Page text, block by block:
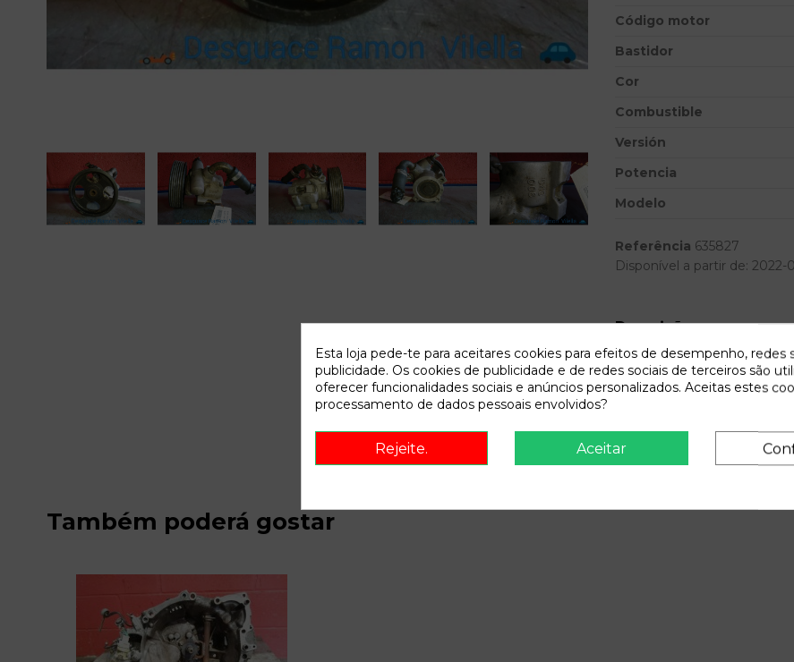
Código motor
Bastidor
Cor
Combustible
Versión
Potencia
Modelo
Referência 635827
Disponível a partir de: 2022-
Descrição
Recambio de bomba
07.96 - 12.98 referencia
Também poderá gostar
Esta loja pede-te para aceitares cookies para efeitos de desempenho, redes
publicidade. Os cookies de publicidade e de redes sociais de terceiros são
oferecer funcionalidades sociais e anúncios personalizados. Aceitas estes
processamento de dados pessoais envolvidos?
Rejeite. Aceitar